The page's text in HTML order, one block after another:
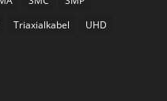
Triaxialkabel
UHD